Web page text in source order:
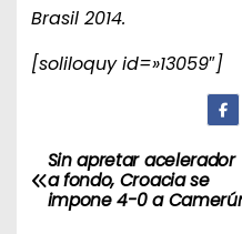
Brasil 2014.
[soliloquy id=»13059″]
N
a
Sin apretar acelerador
a fondo, Croacia se
impone 4-0 a